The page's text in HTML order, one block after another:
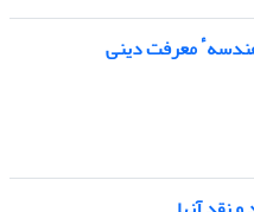
معرفت دینی